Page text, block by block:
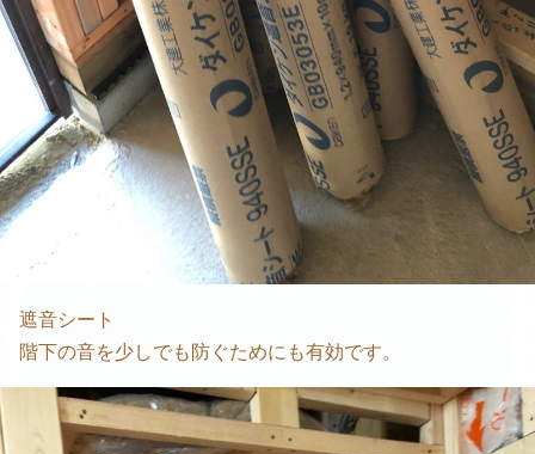
遮音シート
階下の音を少しでも防ぐためにも有効です。